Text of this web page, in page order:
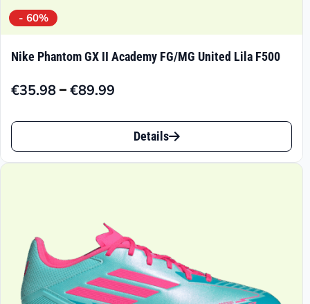
- 60%
Nike Phantom GX II Academy FG/MG United Lila F500
€35.98–€89.99
Preisspanne:
€89.99
Dieses
Produkt
auf.
Die
Optionen
Details